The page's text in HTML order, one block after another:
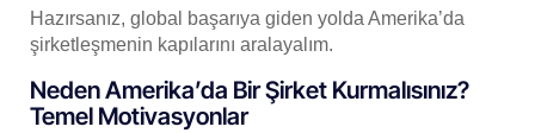
Hazırsanız, global başarıya giden yolda Amerika’da
şirketleşmenin kapılarını aralayalım.
Neden Amerika’da Bir Şirket Kurmalısınız?
Temel Motivasyonlar